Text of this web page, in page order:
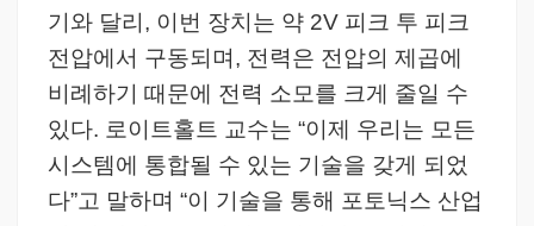
기와 달리, 이번 장치는 약 2V 피크 투 피크
전압에서 구동되며, 전력은 전압의 제곱에
비례하기 때문에 전력 소모를 크게 줄일 수
있다. 로이트홀트 교수는 “이제 우리는 모든
시스템에 통합될 수 있는 기술을 갖게 되었
다”고 말하며 “이 기술을 통해 포토닉스 산업